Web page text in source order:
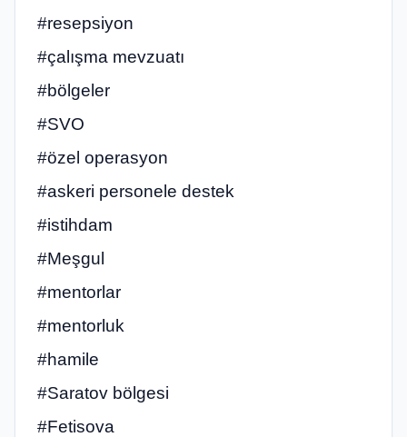
#resepsiyon
#çalışma mevzuatı
#bölgeler
#SVO
#özel operasyon
#askeri personele destek
#istihdam
#Meşgul
#mentorlar
#mentorluk
#hamile
#Saratov bölgesi
#Fetisova